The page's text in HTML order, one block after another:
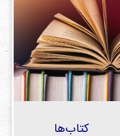
کتاب‌ها‌